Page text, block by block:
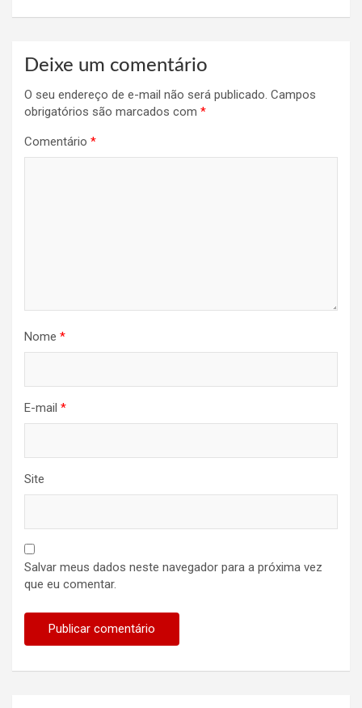
Deixe um comentário
O seu endereço de e-mail não será publicado. Campos
obrigatórios são marcados com *
Comentário *
Nome *
E-mail *
Site
Salvar meus dados neste navegador para a próxima vez
que eu comentar.